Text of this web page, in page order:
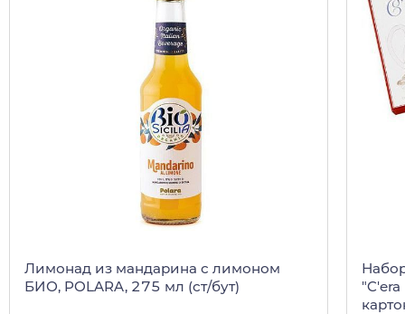
Лимонад из мандарина с лимоном
БИО, POLARA, 275 мл (ст/бут)